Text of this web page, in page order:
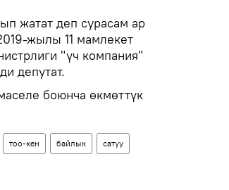
жатат деп сурасам ар
жылы 11 мамлекет
"үч компания"
депутат.
боюнча өкмөттүк
тоо-кен байлык сатуу